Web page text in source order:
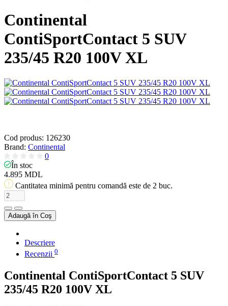
Continental
ContiSportContact 5 SUV
235/45 R20 100V XL
Cod produs: 126230
Brand: Continental
0
În stoc
4.895 MDL
Cantitatea minimă pentru comandă este de 2 buc.
Adaugă în Coş
Descriere
Recenzii 0
Continental ContiSportContact 5 SUV
235/45 R20 100V XL